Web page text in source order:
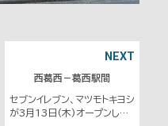
NEXT
西葛西－葛西駅間
セブンイレブン、マツモトキヨシ
が3月13日(木)オープンしま